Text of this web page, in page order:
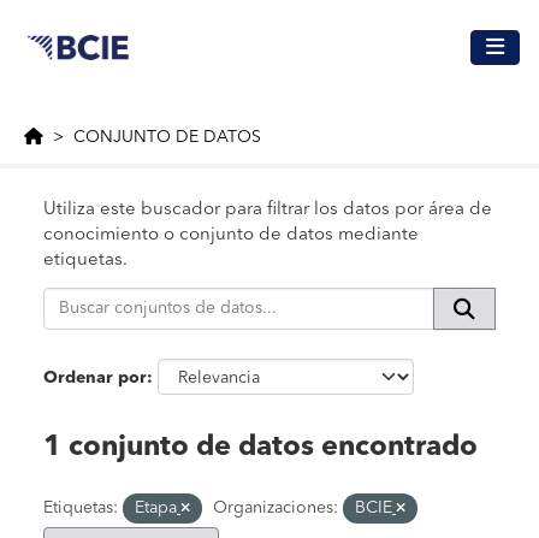
CONJUNTO DE DATOS
Utiliza este buscador para filtrar los datos por área de
conocimiento o conjunto de datos mediante
etiquetas.
Ordenar por
1 conjunto de datos encontrado
Etiquetas: Etapa Organizaciones: BCIE